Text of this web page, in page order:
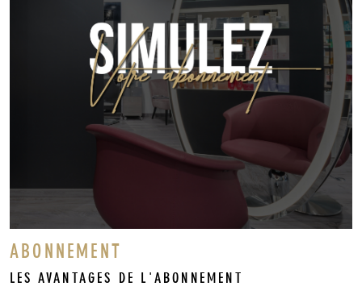
ABONNEMENT
LES AVANTAGES DE L'ABONNEMENT